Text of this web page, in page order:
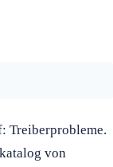
Treiberprobleme.
von